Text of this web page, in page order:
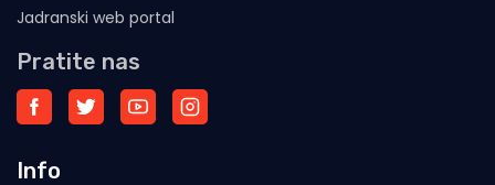
Jadranski web portal
Pratite nas
Info